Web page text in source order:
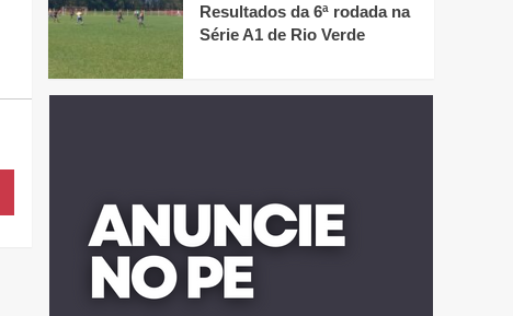
Resultados da 6ª rodada na
Série A1 de Rio Verde